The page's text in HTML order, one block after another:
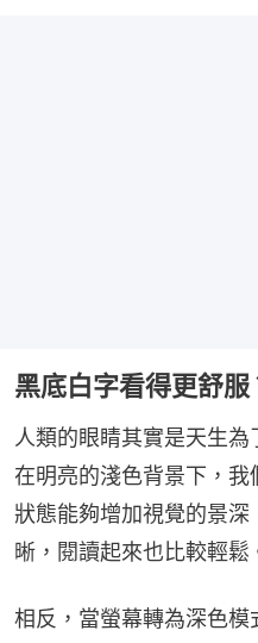
黑底白字看得更舒服
人類的眼睛其實是天生為
在明亮的淺色背景下，
狀態能夠增加視覺的景
晰，閱讀起來也比較輕鬆
相反，當螢幕轉為深色